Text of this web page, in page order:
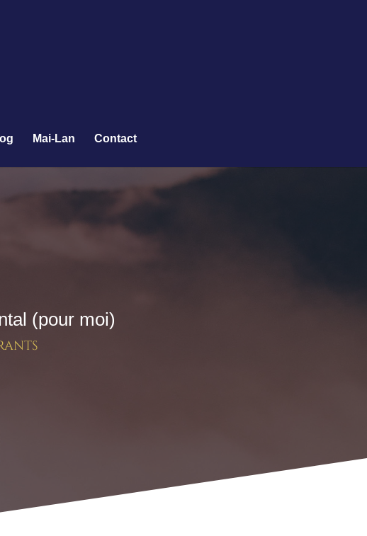
Mai-Lan Contact
(pour moi)